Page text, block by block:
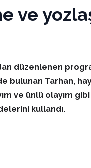
ve
düzenlenen
bulunan Tarhan,
ve ünlü olayım
kullandı.